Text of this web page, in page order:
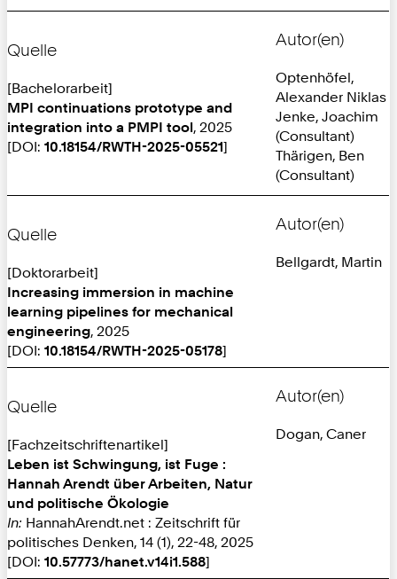
Quelle
[Bachelorarbeit]
MPI continuations prototype and
integration into a PMPI tool, 2025
[DOI: 10.18154/RWTH-2025-05521]
Autor(en)
Optenhöfel,
Alexander Niklas
Jenke, Joachim
(Consultant)
Thärigen, Ben
(Consultant)
Quelle
[Doktorarbeit]
Increasing immersion in machine
learning pipelines for mechanical
engineering, 2025
[DOI: 10.18154/RWTH-2025-05178]
Autor(en)
Bellgardt, Martin
Quelle
[Fachzeitschriftenartikel]
Leben ist Schwingung, ist Fuge :
Hannah Arendt über Arbeiten, Natur
und politische Ökologie
In: HannahArendt.net : Zeitschrift für
politisches Denken, 14 (1), 22-48, 2025
[DOI: 10.57773/hanet.v14i1.588]
Autor(en)
Dogan, Caner